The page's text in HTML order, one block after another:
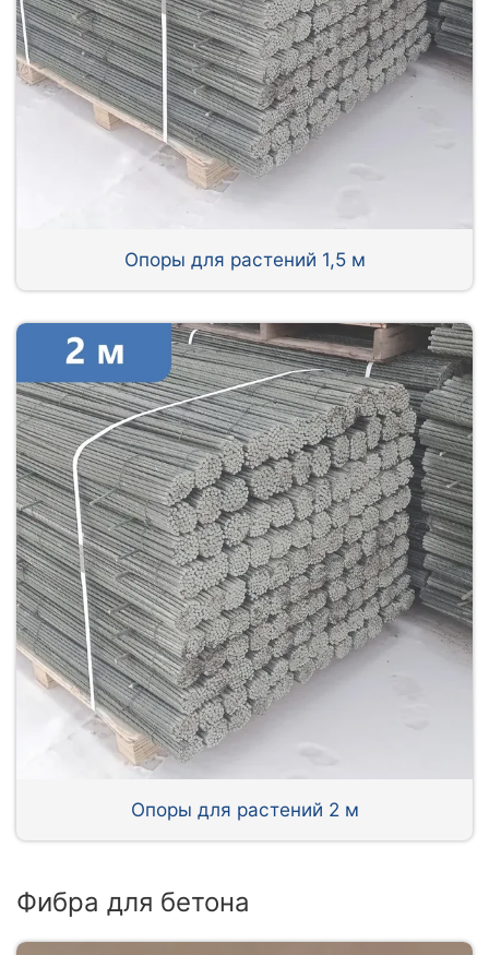
Опоры для растений 1,5 м
Опоры для растений 2 м
Фибра для бетона